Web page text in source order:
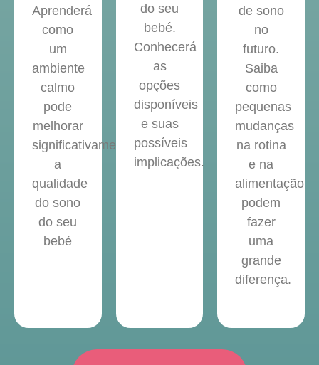
Aprenderá
como
um
ambiente
calmo
pode
melhorar
significativamente
a
qualidade
do sono
do seu
bebé
do seu
bebé.
Conhecerá
as
opções
disponíveis
e suas
possíveis
implicações.
de sono
no
futuro.
Saiba
como
pequenas
mudanças
na rotina
e na
alimentação
podem
fazer
uma
grande
diferença.